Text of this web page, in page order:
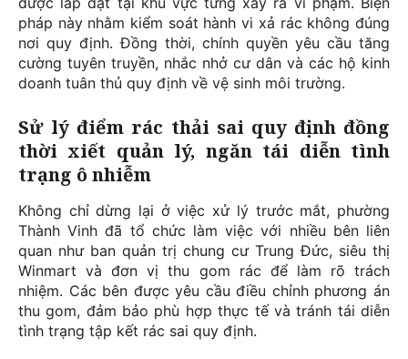
pháp này nhằm kiểm soát hành vi xả rác không đúng
nơi quy định. Đồng thời, chính quyền yêu cầu tăng
cường tuyên truyền, nhắc nhở cư dân và các hộ kinh
doanh tuân thủ quy định về vệ sinh môi trường.
Sử lý điểm rác thải sai quy định đồng
thời xiết quản lý, ngăn tái diễn tình
trạng ô nhiễm
Không chỉ dừng lại ở việc xử lý trước mắt, phường
Thành Vinh đã tổ chức làm việc với nhiều bên liên
quan như ban quản trị chung cư Trung Đức, siêu thị
Winmart và đơn vị thu gom rác để làm rõ trách
nhiệm. Các bên được yêu cầu điều chỉnh phương án
thu gom, đảm bảo phù hợp thực tế và tránh tái diễn
tình trạng tập kết rác sai quy định.